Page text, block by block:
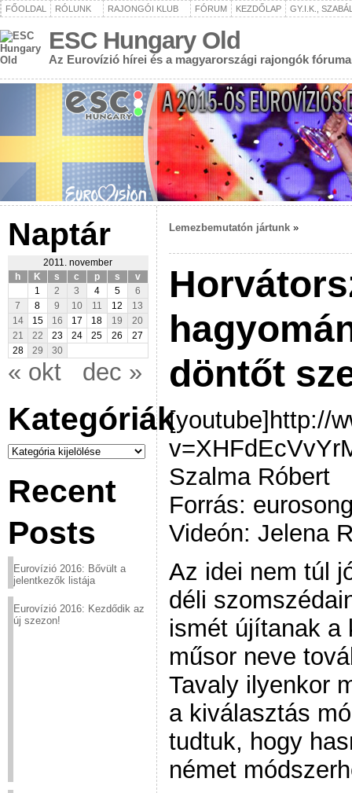
FŐOLDAL RÓLUNK RAJONGÓI KLUB FÓRUM KEZDŐLAP GY.I.K.,
ESC Hungary Old
Az Eurovízió hírei és a magyarországi rajongók fóruma
Naptár
2011. november
h
K s c p s
v
1
2 3 4 5
6
7
8 9 10 11 12
13
14
15 16 17 18 19
20
21
22 23 24 25 26
27
28
29 30
« okt dec »
Kategóriák
Kategóriák
Recent
Posts
Eurovízió 2016: Bővült a
jelentkezők listája
Eurovízió 2016: Kezdődik az
új szezon!
Lemezbemutatón jártunk »
döntőt
[youtube]http://
Szalma Róbert
Forrás:
Videón: Jelena
Az idei nem túl
déli
ismét újítanak a
műsor neve
Tavaly ilyenkor
a kiválasztás
tudtuk, hogy
német